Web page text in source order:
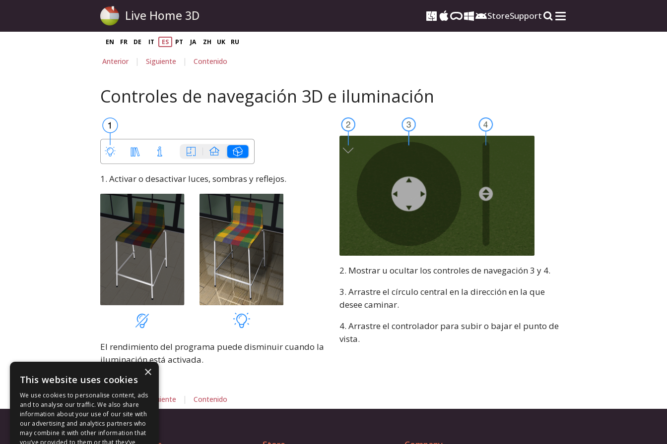
Live Home 3D StoreSupport
EN FR DE IT ES PT JA ZH UK RU
Anterior | Siguiente | Contenido
Controles de navegación 3D e iluminación
1. Activar o desactivar luces, sombras y reflejos.
El rendimiento del programa puede disminuir cuando la
iluminación está activada.
2. Mostrar u ocultar los controles de navegación 3 y 4.
3. Arrastre el círculo central en la dirección en la que
desee caminar.
4. Arrastre el controlador para subir o bajar el punto de
vista.
Anterior | Siguiente | Contenido
×
This website uses cookies
We use cookies to personalise content, ads
and to analyse our traffic. We also share
information about your use of our site with
our advertising and analytics partners who
may combine it with other information that
you’ve provided to them or that they’ve